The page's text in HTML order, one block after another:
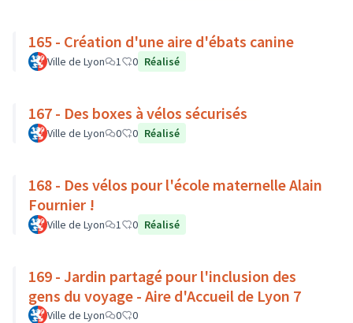
165 - Création d'une aire d'ébats canine
Ville de Lyon 1 0 Réalisé
167 - Des boxes à vélos sécurisés
Ville de Lyon 0 0 Réalisé
168 - Des vélos pour l'école maternelle Alain
Fournier !
Ville de Lyon 1 0 Réalisé
169 - Jardin partagé pour l'inclusion des
gens du voyage - Aire d'Accueil de Lyon 7
Ville de Lyon 0 0